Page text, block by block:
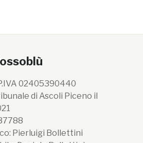
02405390440
di Ascoli Piceno il
Pierluigi Bollettini